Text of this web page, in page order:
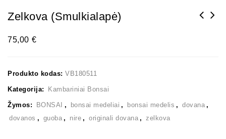
Zelkova (smulkialapė)
75,00 €
Produkto kodas: VB180511
Kategorija: Kambariniai Bonsai
Žymos: BONSAI , bonsai medeliai , bonsai medelis , dovana ,
dovanos , guoba , nire , originali dovana , zelkova